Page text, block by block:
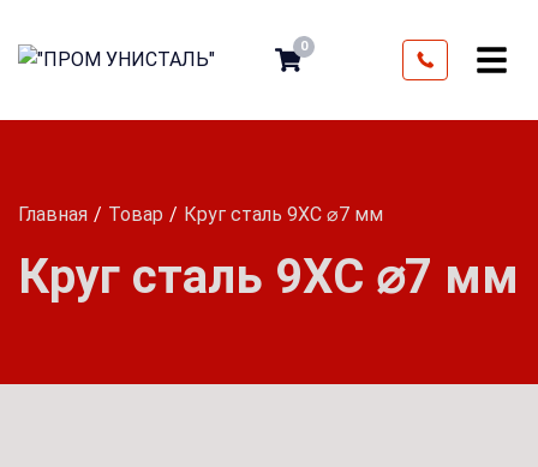
0
Главная Товар Круг сталь 9ХС ⌀7 мм
Круг сталь 9ХС ⌀7 мм